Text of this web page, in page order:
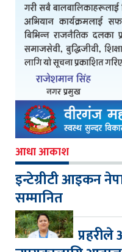
आधा आकाश
इन्टेग्रीटी आइकन
सम्मानित